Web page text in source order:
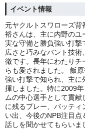
イベント情報
元ヤクルトスワローズ
裕さんは、主に内野のユ
実な守備と勝負強い打
広さと巧みなバント技
徴です。長年にわたり
らも愛されました。 飯
強い打撃で知られ、主に
揮しました。特に2009
ムの中心選手として貢
に残るプレー、バッテ
い出、今後のNPB注目
話しを聞かせてもらいま